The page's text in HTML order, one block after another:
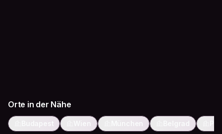
Orte in der Nähe
Budapest Wien München Belgrad